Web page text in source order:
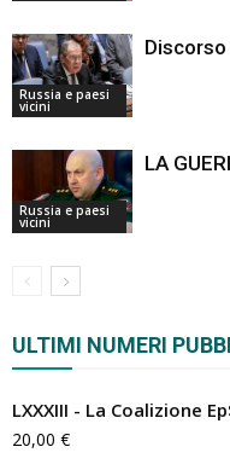
Russia e paesi
vicini
Discorso
Russia e paesi
vicini
LA
ULTIMI NUMERI
LXXXIII - La Coalizione
20,00 €